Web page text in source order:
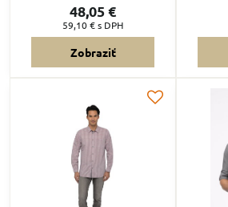
48,05 €
59,10 €s DPH
Zobraziť